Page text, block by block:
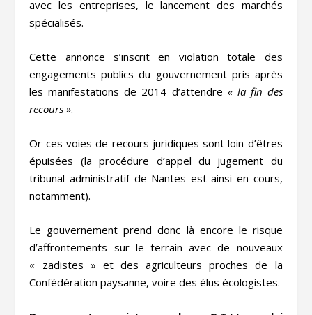
avec les entreprises, le lancement des marchés
spécialisés.
Cette annonce s’inscrit en violation totale des
engagements publics du gouvernement pris après
les manifestations de 2014 d’attendre « la fin des
recours ».
Or ces voies de recours juridiques sont loin d’êtres
épuisées (la procédure d’appel du jugement du
tribunal administratif de Nantes est ainsi en cours,
notamment).
Le gouvernement prend donc là encore le risque
d’affrontements sur le terrain avec de nouveaux
« zadistes » et des agriculteurs proches de la
Confédération paysanne, voire des élus écologistes.